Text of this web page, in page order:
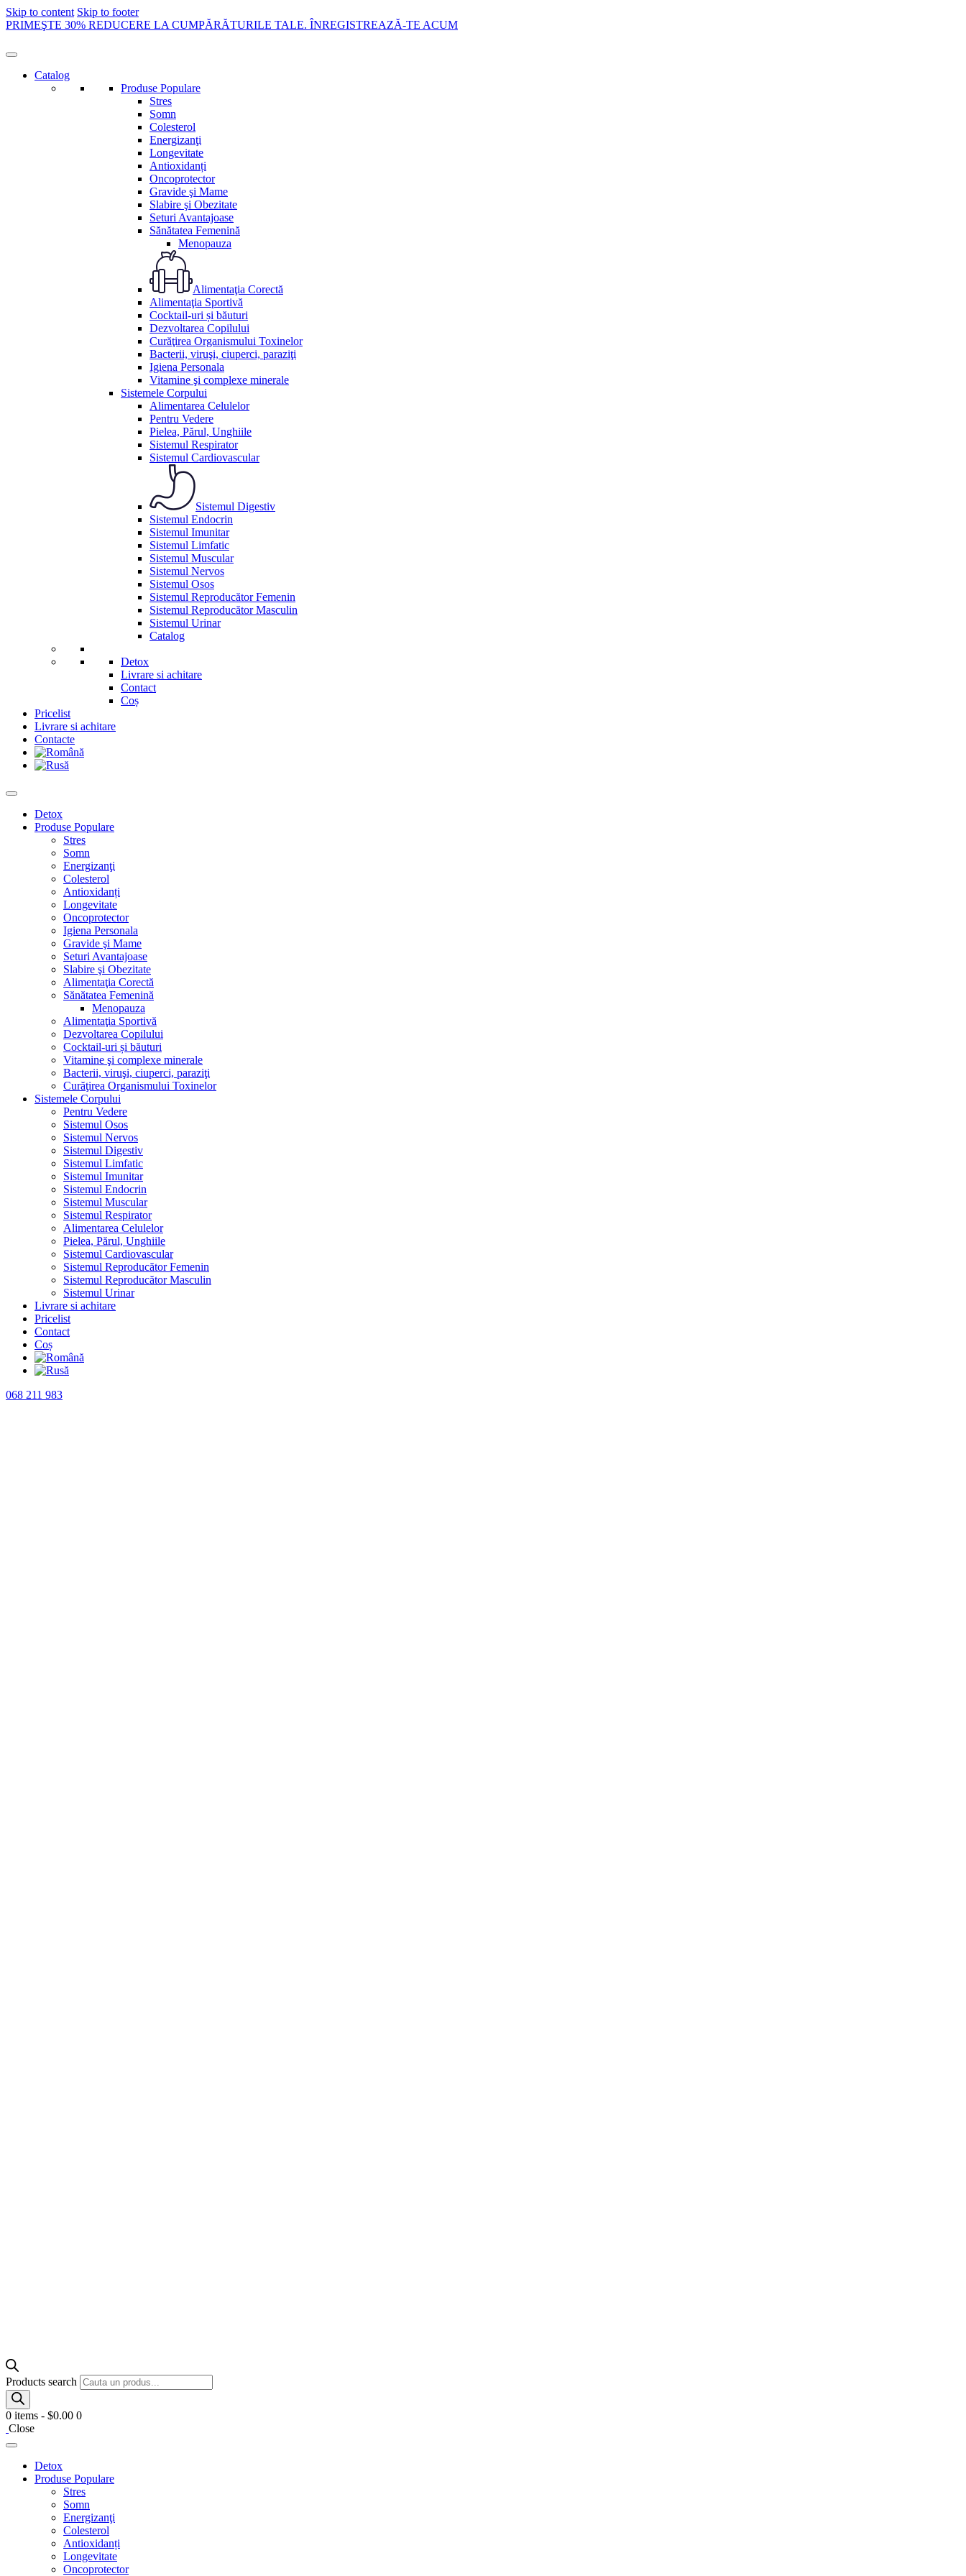
Skip to content Skip to footer
PRIMEŞTE 30% REDUCERE LA CUMPĂRĂTURILE TALE. ÎNREGISTREAZĂ-TE ACUM
Catalog
Produse Populare
Stres
Somn
Colesterol
Energizanţi
Longevitate
Antioxidanți
Oncoprotector
Gravide şi Mame
Slabire şi Obezitate
Seturi Avantajoase
Sănătatea Femenină
Menopauza
Alimentaţia Corectă
Alimentaţia Sportivă
Cocktail-uri și băuturi
Dezvoltarea Copilului
Curăţirea Organismului Toxinelor
Bacterii, viruşi, ciuperci, paraziţi
Igiena Personala
Vitamine şi complexe minerale
Sistemele Corpului
Alimentarea Celulelor
Pentru Vedere
Pielea, Părul, Unghiile
Sistemul Respirator
Sistemul Cardiovascular
Sistemul Digestiv
Sistemul Endocrin
Sistemul Imunitar
Sistemul Limfatic
Sistemul Muscular
Sistemul Nervos
Sistemul Osos
Sistemul Reproducător Femenin
Sistemul Reproducător Masculin
Sistemul Urinar
Catalog
Detox
Livrare si achitare
Contact
Coș
Pricelist
Livrare si achitare
Contacte
Detox
Produse Populare
Stres
Somn
Energizanţi
Colesterol
Antioxidanți
Longevitate
Oncoprotector
Igiena Personala
Gravide şi Mame
Seturi Avantajoase
Slabire şi Obezitate
Alimentaţia Corectă
Sănătatea Femenină
Menopauza
Alimentaţia Sportivă
Dezvoltarea Copilului
Cocktail-uri și băuturi
Vitamine şi complexe minerale
Bacterii, viruşi, ciuperci, paraziţi
Curăţirea Organismului Toxinelor
Sistemele Corpului
Pentru Vedere
Sistemul Osos
Sistemul Nervos
Sistemul Digestiv
Sistemul Limfatic
Sistemul Imunitar
Sistemul Endocrin
Sistemul Muscular
Sistemul Respirator
Alimentarea Celulelor
Pielea, Părul, Unghiile
Sistemul Cardiovascular
Sistemul Reproducător Femenin
Sistemul Reproducător Masculin
Sistemul Urinar
Livrare si achitare
Pricelist
Contact
Coș
068 211 983
Products search
0 items - $0.00 0
Close
Detox
Produse Populare
Stres
Somn
Energizanţi
Colesterol
Antioxidanți
Longevitate
Oncoprotector